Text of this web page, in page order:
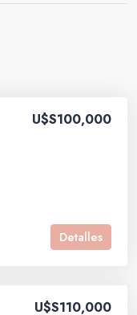
U$S100,000
Detalles
U$S110,000